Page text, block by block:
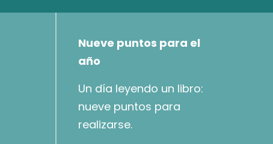
Nueve puntos para el
año
Un día leyendo un libro:
nueve puntos para
realizarse.